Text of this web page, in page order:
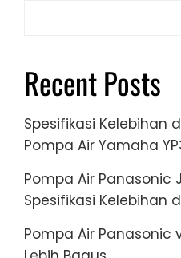
Recent Posts
Spesifikasi Kelebihan
Pompa Air Yamaha
Pompa Air Panasonic
Spesifikasi Kelebihan
Pompa Air Panasonic